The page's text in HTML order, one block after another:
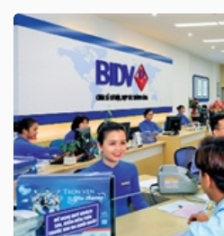
(-)
SECTOR
NĂNG
LƯỢNG